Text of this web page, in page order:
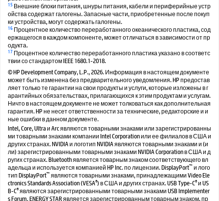
15 Внешние блоки питания, шнуры питания, кабели и периферийные устр
ойства содержат галогены. Запасные части, приобретенные после покуп
ки устройства, могут содержать галогены.
16 Процентное количество переработанного океанического пластика, сод
ержащегося в каждом компоненте, может отличаться в зависимости от пр
одукта.
17 Процентное количество переработанного пластика указано в соответс
твии со стандартом IEEE 1680.1-2018.
© HP Development Company, L.P., 2026. Информация в настоящем документе
может быть изменена без предварительного уведомления. HP предостав
ляет только те гарантии на свои продукты и услуги, которые изложены в г
арантийных обязательствах, прилагающихся к этим продуктам и услугам.
Ничто в настоящем документе не может толковаться как дополнительная
гарантия. HP не несет ответственности за технические, редакторские и и
ные ошибки в данном документе.
Intel, Core, Ultra и Arc являются товарными знаками или зарегистрированны
ми товарными знаками компании Intel Corporation или ее филиалов в США и
других странах. NVIDIA и логотип NVIDIA являются товарными знаками и (и
ли) зарегистрированными товарными знаками NVIDIA Corporation в США и д
ругих странах. Bluetooth является товарным знаком соответствующего вл
адельца и используется компанией HP Inc. по лицензии. DisplayPort™и лого
тип DisplayPort™являются товарными знаками, принадлежащими Video Ele
ctronics Standards Association (VESA®) в США и других странах. USB Type-C®и US
B-C®являются зарегистрированными товарными знаками USB Implementer
s Forum. ENERGY STAR является зарегистрированным товарным знаком, пр